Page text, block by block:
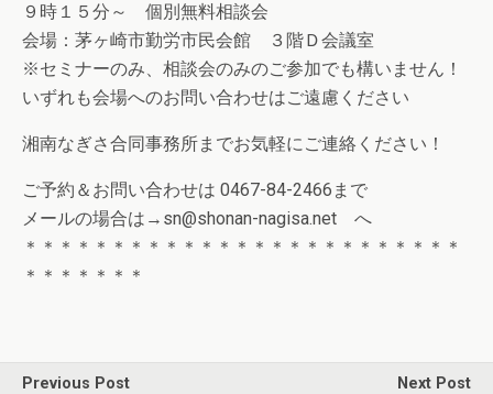
９時１５分～ 個別無料相談会
会場：茅ヶ崎市勤労市民会館 ３階Ｄ会議室
※セミナーのみ、相談会のみのご参加でも構いません！
いずれも会場へのお問い合わせはご遠慮ください
湘南なぎさ合同事務所までお気軽にご連絡ください！
ご予約＆お問い合わせは 0467-84-2466まで
メールの場合は→sn@shonan-nagisa.net へ
＊＊＊＊＊＊＊＊＊＊＊＊＊＊＊＊＊＊＊＊＊＊＊＊＊
＊＊＊＊＊＊＊
Previous Post
Next Post